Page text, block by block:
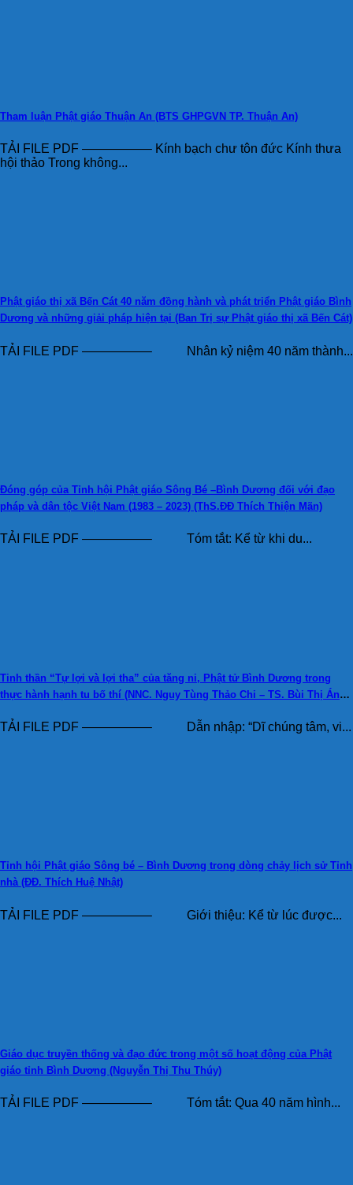
Tham luận Phật giáo Thuận An (BTS GHPGVN TP. Thuận An)
TẢI FILE PDF —————– Kính bạch chư tôn đức Kính thưa
hội thảo Trong không...
Phật giáo thị xã Bến Cát 40 năm đồng hành và phát triển Phật giáo Bình
Dương và những giải pháp hiện tại (Ban Trị sự Phật giáo thị xã Bến Cát)
TẢI FILE PDF —————– Nhân kỷ niệm 40 năm thành...
Đóng góp của Tỉnh hội Phật giáo Sông Bé –Bình Dương đối với đạo
pháp và dân tộc Việt Nam (1983 – 2023) (ThS.ĐĐ Thích Thiện Mãn)
TẢI FILE PDF —————– Tóm tắt: Kể từ khi du...
Tinh thần “Tự lợi và lợi tha” của tăng ni, Phật tử Bình Dương trong
thực hành hạnh tu bố thí (NNC. Nguy Tùng Thảo Chi – TS. Bùi Thị Ánh
TẢI FILE PDF —————– Dẫn nhập: “Dĩ chúng tâm, vi...
Tỉnh hội Phật giáo Sông bé – Bình Dương trong dòng chảy lịch sử Tỉnh
nhà (ĐĐ. Thích Huệ Nhật)
TẢI FILE PDF —————– Giới thiệu: Kể từ lúc được...
Giáo dục truyền thống và đạo đức trong một số hoạt động của Phật
giáo tỉnh Bình Dương (Nguyễn Thị Thu Thúy)
TẢI FILE PDF —————– Tóm tắt: Qua 40 năm hình...